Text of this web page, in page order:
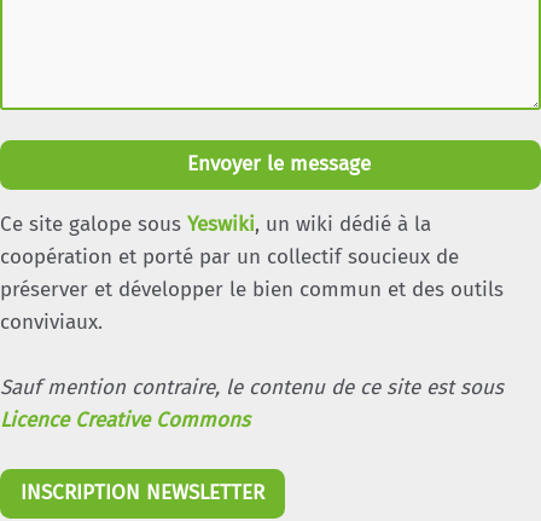
Envoyer le message
Ce site galope sous Yeswiki, un wiki dédié à la
coopération et porté par un collectif soucieux de
préserver et développer le bien commun et des outils
conviviaux.
Sauf mention contraire, le contenu de ce site est sous
Licence Creative Commons
INSCRIPTION NEWSLETTER